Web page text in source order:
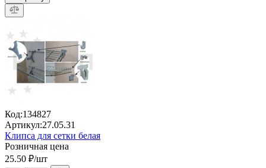
Код:134827
Артикул:27.05.31
Клипса для сетки белая
Розничная цена
25.50 ₽/шт